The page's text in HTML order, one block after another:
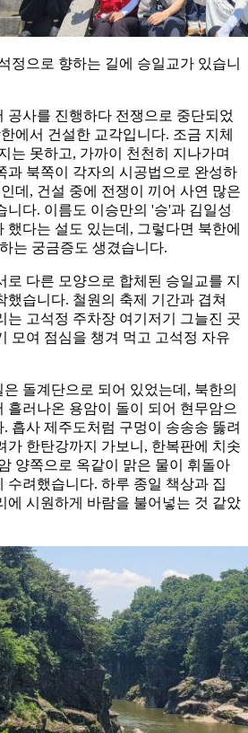
정으로 향하는 길에 승일교가 있습니
공사를 진행하다 전쟁으로 중단되었
에서 건설한 교각입니다. 조금 지체
는 못하고, 가까이 천천히 지나가며
과 북쪽이 각자의 시공법으로 완성하
데, 건설 중에 전쟁이 끼어 사연 많은
니다. 이름도 이승만의 '승'과 김일성
했다는 설도 있는데, 그렇다면 북한에
는 궁금증도 생겼습니다.
로 다른 모양으로 합체된 승일교를 지
했습니다. 철원의 축제 기간과 겹쳐
는 고석정 주차장 여기저기 그늘진 곳
모여 점심을 챙겨 먹고 고석정 자유
돌계단으로 되어 있었는데, 북한의
흘러나온 용암이 돌이 되어 현무암으
흡사 제주도처럼 구멍이 송송송 뚫려
가 한탄강까지 가보니, 한복판에 치솟
양쪽으로 옥같이 맑은 물이 휘돌아
수려했습니다. 하루 종일 책상과 집
에 시원하게 바람을 불어넣는 것 같았